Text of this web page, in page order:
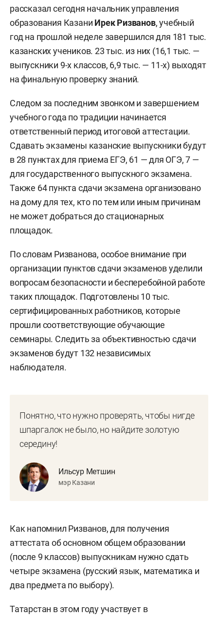
рассказал сегодня начальник управления
образования Казани Ирек Ризванов, учебный
год на прошлой неделе завершился для 181 тыс.
казанских учеников. 23 тыс. из них (16,1 тыс. —
выпускники 9-х классов, 6,9 тыс. — 11-х) выходят
на финальную проверку знаний.
Следом за последним звонком и завершением
учебного года по традиции начинается
ответственный период итоговой аттестации.
Сдавать экзамены казанские выпускники будут
в 28 пунктах для приема ЕГЭ, 61 — для ОГЭ, 7 —
для государственного выпускного экзамена.
Также 64 пункта сдачи экзамена организовано
на дому для тех, кто по тем или иным причинам
не может добраться до стационарных
площадок.
По словам Ризванова, особое внимание при
организации пунктов сдачи экзаменов уделили
вопросам безопасности и бесперебойной работе
таких площадок. Подготовлены 10 тыс.
сертифицированных работников, которые
прошли соответствующие обучающие
семинары. Следить за объективностью сдачи
экзаменов будут 132 независимых
наблюдателя.
Понятно, что нужно проверять, чтобы нигде
шпаргалок не было, но найдите золотую
середину!
Ильсур Метшин
мэр Казани
Как напомнил Ризванов, для получения
аттестата об основном общем образовании
(после 9 классов) выпускникам нужно сдать
четыре экзамена (русский язык, математика и
два предмета по выбору).
Татарстан в этом году участвует в